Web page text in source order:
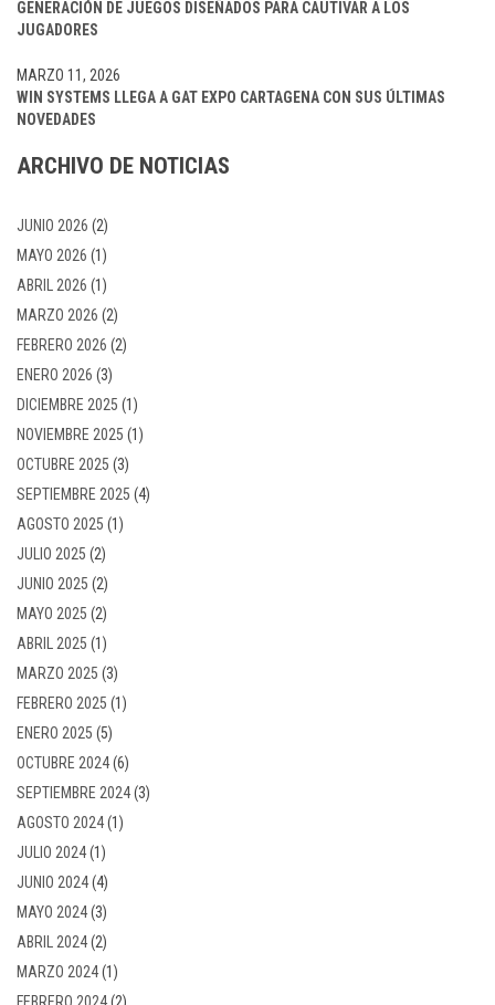
GENERACIÓN DE JUEGOS DISEÑADOS PARA CAUTIVAR A LOS
JUGADORES
WIN SYSTEMS LLEGA A GAT EXPO CARTAGENA CON SUS ÚLTIMAS
NOVEDADES
MARZO 11, 2026
ARCHIVO DE NOTICIAS
JUNIO 2026 (2)
MAYO 2026 (1)
ABRIL 2026 (1)
MARZO 2026 (2)
FEBRERO 2026 (2)
ENERO 2026 (3)
DICIEMBRE 2025 (1)
NOVIEMBRE 2025 (1)
OCTUBRE 2025 (3)
SEPTIEMBRE 2025 (4)
AGOSTO 2025 (1)
JULIO 2025 (2)
JUNIO 2025 (2)
MAYO 2025 (2)
ABRIL 2025 (1)
MARZO 2025 (3)
FEBRERO 2025 (1)
ENERO 2025 (5)
OCTUBRE 2024(6)
SEPTIEMBRE 2024(3)
AGOSTO 2024(1)
JULIO 2024(1)
JUNIO 2024(4)
MAYO 2024(3)
ABRIL 2024(2)
MARZO 2024(1)